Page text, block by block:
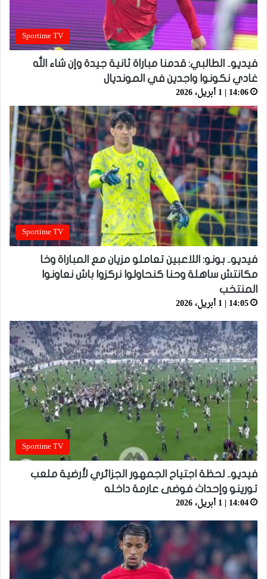
Sportime TV
فيديو.. الطالبي: قدمنا مباراة ثانية جيدة وإن شاء الله
غادي نكونوا واجدين في المونديال
14:06 | 1 أبريل، 2026
Sportime TV
فيديو.. بونو: اللاعبين تعاملو مزيان مع المباراة وخا
مكانتش ساهلة وحنا كنحاولوا نركزوا باش نعاونوا
المنتخب
14:05 | 1 أبريل، 2026
Sportime TV
فيديو.. لحظة اجتياح الجمهور الجزائري لأرضية ملعب
تورينو وإحداث فوضى عارمة داخله
14:04 | 1 أبريل، 2026